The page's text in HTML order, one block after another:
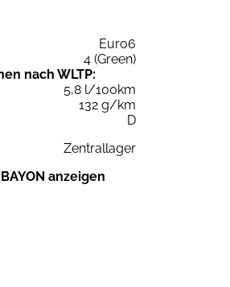
Euro6
4 (Green)
nach WLTP:
5,8 l/100km
132 g/km
D
Zentrallager
anzeigen